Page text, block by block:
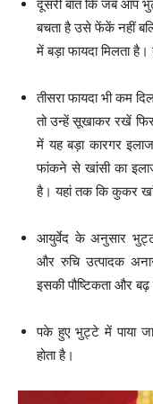
दूसरी बात कि जब आप
बचता है उसे फेंकें नहीं
में बड़ा फायदा मिलता
तीसरा फायदा भी कम
तो उन्हें सूखाकर रखें
में यह बड़ा कारगर
फांकने से खांसी का
है। यहां तक कि कुकर
आयुर्वेद के अनुसार
और रुचि उत्पादक
इसकी पौष्टिकता और बढ़
पके हुए भुट्टे में पाया
होता है।